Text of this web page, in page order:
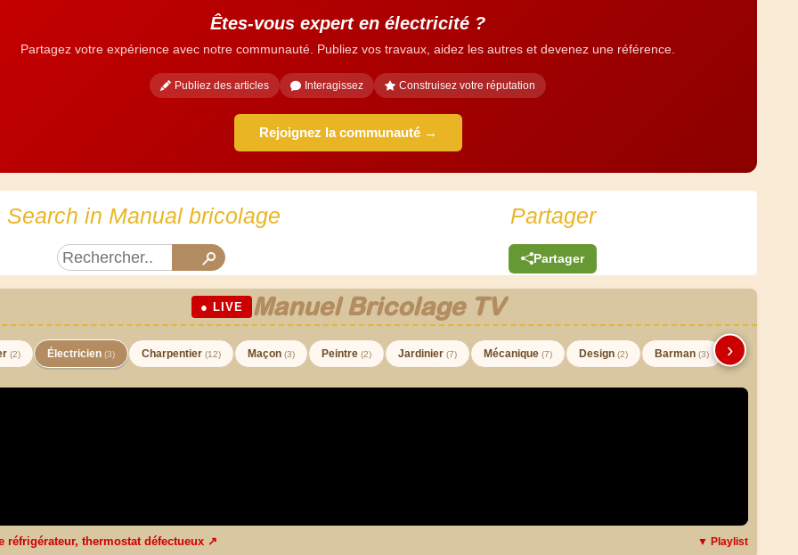
Êtes-vous expert en électricité ?
Partagez votre expérience avec notre communauté. Publiez vos travaux, aidez les autres et devenez une référence.
Publiez des articles Interagissez Construisez votre réputation
Rejoignez la communauté →
Search in Manual bricolage Partager
Partager
● LIVE Manuel Bricolage TV
(2) Électricien (3) Charpentier (12) Maçon (3) Peintre (2) Jardinier (7) Mécanique (7) Design (2) Barman (3) ›
réfrigérateur, thermostat défectueux ↗ ▼ Playlist